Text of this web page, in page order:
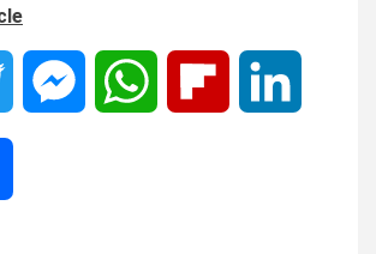
Twitter MessengerWhatsApp Flipboard